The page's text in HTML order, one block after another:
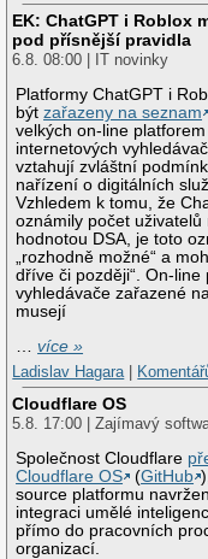
EK: ChatGPT i Roblox
pod přísnější pravidla
6.8. 08:00 | IT novinky
Platformy ChatGPT i
býtzařazeny na seznam
velkých on-line
internetových
vztahují zvláštní
nařízení o digitálních
Vzhledem k tomu, že
oznámily počet uživatelů
hodnotou DSA, je toto
„rozhodně možné“ a
dříve či později“. On-line
vyhledávače zařazené
musejí
…více »
Ladislav Hagara|
Cloudflare OS
5.8. 17:00 | Zajímavý
Společnost Cloudflare
Cloudflare OS
(GitHub
source platformu
integraci umělé
přímo do pracovních
organizací.